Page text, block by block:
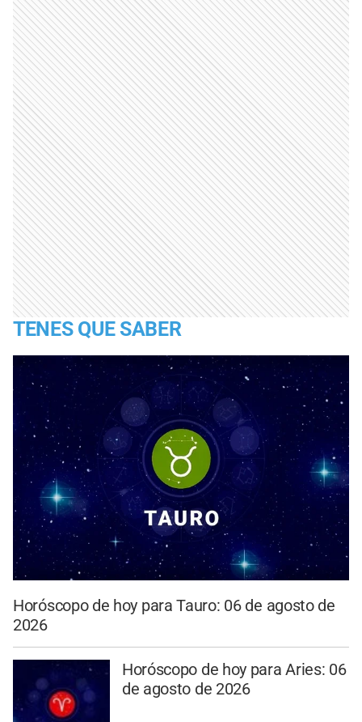
TENES QUE SABER
Horóscopo de hoy para Tauro: 06 de agosto de
2026
Horóscopo de hoy para Aries: 06
de agosto de 2026